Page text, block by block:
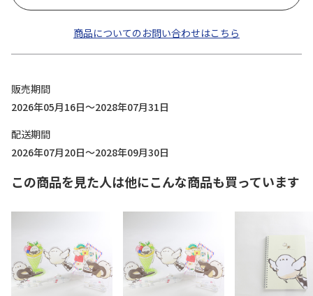
商品についてのお問い合わせはこちら
販売期間
2026年05月16日～2028年07月31日
配送期間
2026年07月20日～2028年09月30日
この商品を見た人は他にこんな商品も買っています